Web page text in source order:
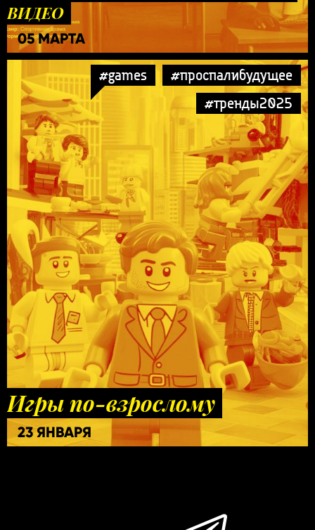
ВИДЕО
05 МАРТА
#games
#проспалибудущее
#тренды2025
Игры по-взрослому
23 ЯНВАРЯ